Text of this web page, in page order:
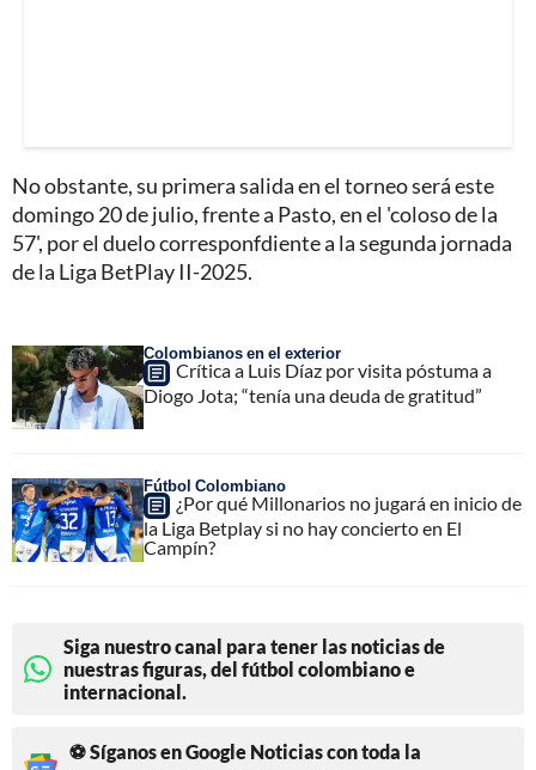
No obstante, su primera salida en el torneo será este
domingo 20 de julio, frente a Pasto, en el 'coloso de la
57', por el duelo corresponfdiente a la segunda jornada
de la Liga BetPlay II-2025.
Colombianos en el exterior
Crítica a Luis Díaz por visita póstuma a
Diogo Jota; “tenía una deuda de gratitud”
Fútbol Colombiano
¿Por qué Millonarios no jugará en inicio de
la Liga Betplay si no hay concierto en El
Campín?
Siga nuestro canal para tener las noticias de
nuestras figuras, del fútbol colombiano e
internacional.
⚽ Síganos en Google Noticias con toda la